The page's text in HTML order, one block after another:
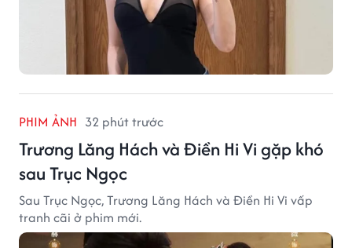
PHIM ẢNH 32 phút trước
Trương Lăng Hách và Điền Hi Vi gặp khó
sau Trục Ngọc
Sau Trục Ngọc, Trương Lăng Hách và Điền Hi Vi vấp
tranh cãi ở phim mới.